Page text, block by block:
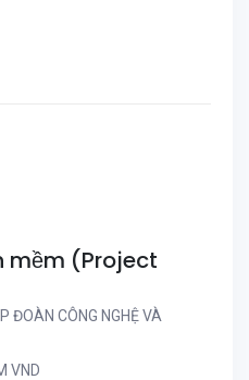
mềm (Project
ĐOÀN CÔNG NGHỆ VÀ
VND